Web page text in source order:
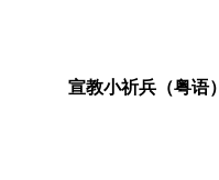
宣教小祈兵（粤语）